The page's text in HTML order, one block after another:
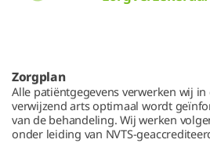
Zorgplan
Alle patiëntgegevens verwerken wij
verwijzend arts optimaal wordt
van de behandeling. Wij werken
onder leiding van NVTS-